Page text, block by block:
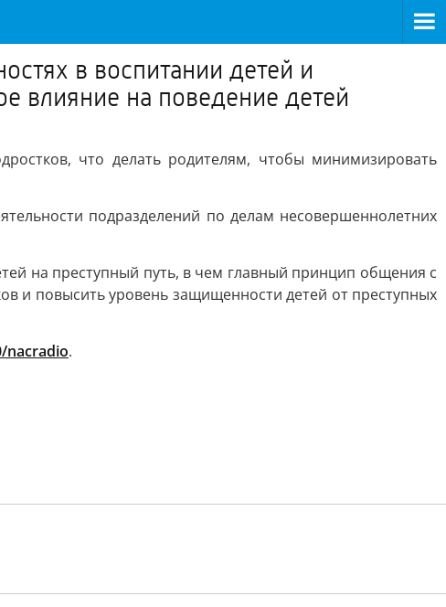
в воспитании детей и
влияние на поведение детей
что делать родителям, чтобы минимизировать
подразделений по делам несовершеннолетних
на преступный путь, в чем главный принцип общения с
и повысить уровень защищенности детей от преступных
nacradio.